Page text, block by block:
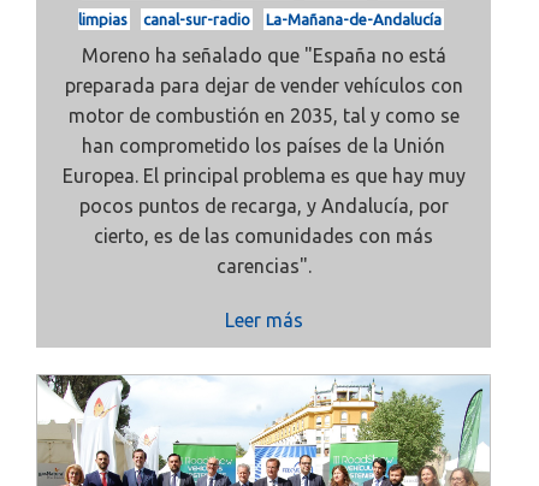
limpias
canal-sur-radio La-Mañana-de-Andalucía
Moreno ha señalado que "España no está
preparada para dejar de vender vehículos con
motor de combustión en 2035, tal y como se
han comprometido los países de la Unión
Europea. El principal problema es que hay muy
pocos puntos de recarga, y Andalucía, por
cierto, es de las comunidades con más
carencias".
Leer más